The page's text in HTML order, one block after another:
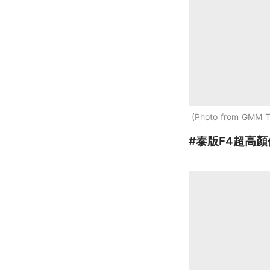
Photo from GMM
#泰版F4超高